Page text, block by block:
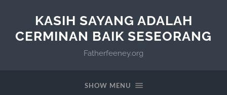
KASIH SAYANG ADALAH
CERMINAN BAIK SESEORANG
Fatherfeeney.org
SHOW MENU